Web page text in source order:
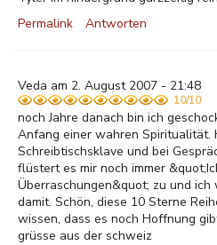
Permalink
Antworten
Veda am 2. August 2007 - 21:48
10/10
noch Jahre danach bin ich
Anfang einer wahren Spiritualität.
Schreibtischsklave und bei
flüstert es mir noch immer
Überraschungen&quot; zu und
damit. Schön, diese 10 Sterne
wissen, dass es noch Hoffnung
grüsse aus der schweiz